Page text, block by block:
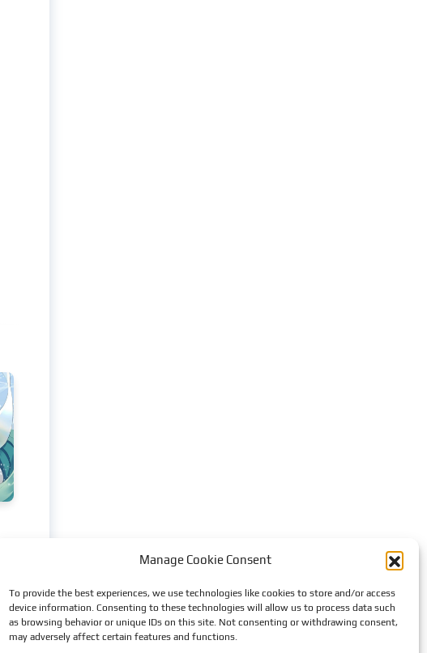
Manage Cookie Consent
To provide the best experiences, we use technologies like cookies to store and/or access
device information. Consenting to these technologies will allow us to process data such
as browsing behavior or unique IDs on this site. Not consenting or withdrawing consent,
may adversely affect certain features and functions.